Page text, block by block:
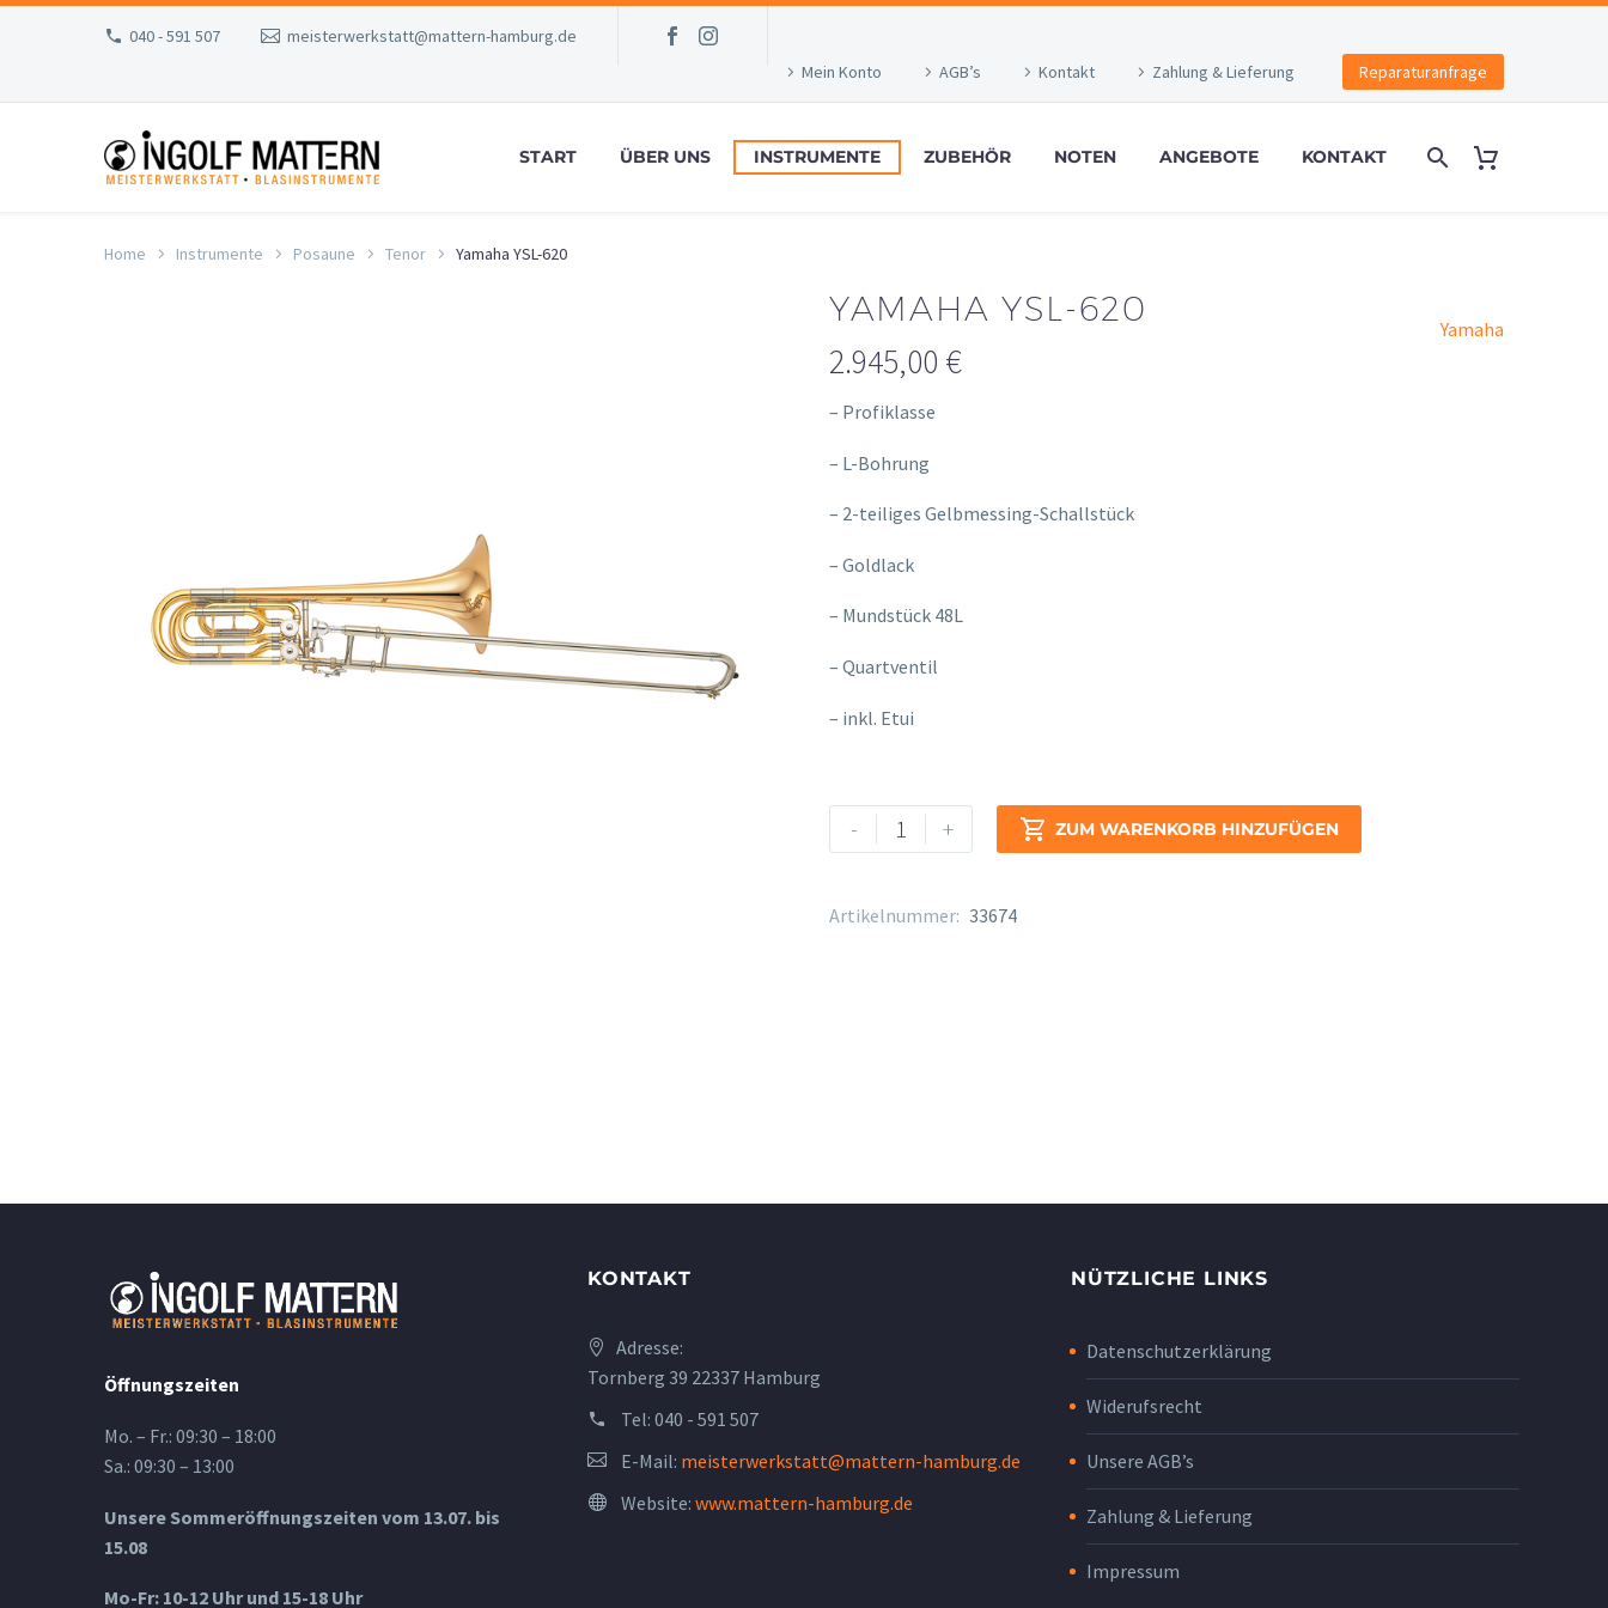
040 - 591 507
meisterwerkstatt@mattern-hamburg.de
Mein Konto
AGB’s Kontakt Zahlung & Lieferung Reparaturanfrage
START ÜBER UNS INSTRUMENTE ZUBEHÖR NOTEN ANGEBOTE KONTAKT
Home Instrumente Posaune Tenor Yamaha YSL-620
YAMAHA YSL-620
Yamaha
2.945,00 €
– Profiklasse
– L-Bohrung
– 2-teiliges Gelbmessing-Schallstück
– Goldlack
– Mundstück 48L
– Quartventil
– inkl. Etui
-
Yamaha
YSL-
Menge
+  ZUM WARENKORB HINZUFÜGEN
Alternative:
Artikelnummer: 33674
Öffnungszeiten
Mo. – Fr.: 09:30 – 18:00
Sa.: 09:30 – 13:00
Unsere Sommeröffnungszeiten vom 13.07. bis
15.08
Mo-Fr: 10-12 Uhr und 15-18 Uhr
KONTAKT
Adresse:
Tornberg 39 22337 Hamburg
Tel: 040 - 591 507
E-Mail: meisterwerkstatt@mattern-hamburg.de
Website: www.mattern-hamburg.de
NÜTZLICHE LINKS
Datenschutzerklärung
Widerufsrecht
Unsere AGB’s
Zahlung & Lieferung
Impressum